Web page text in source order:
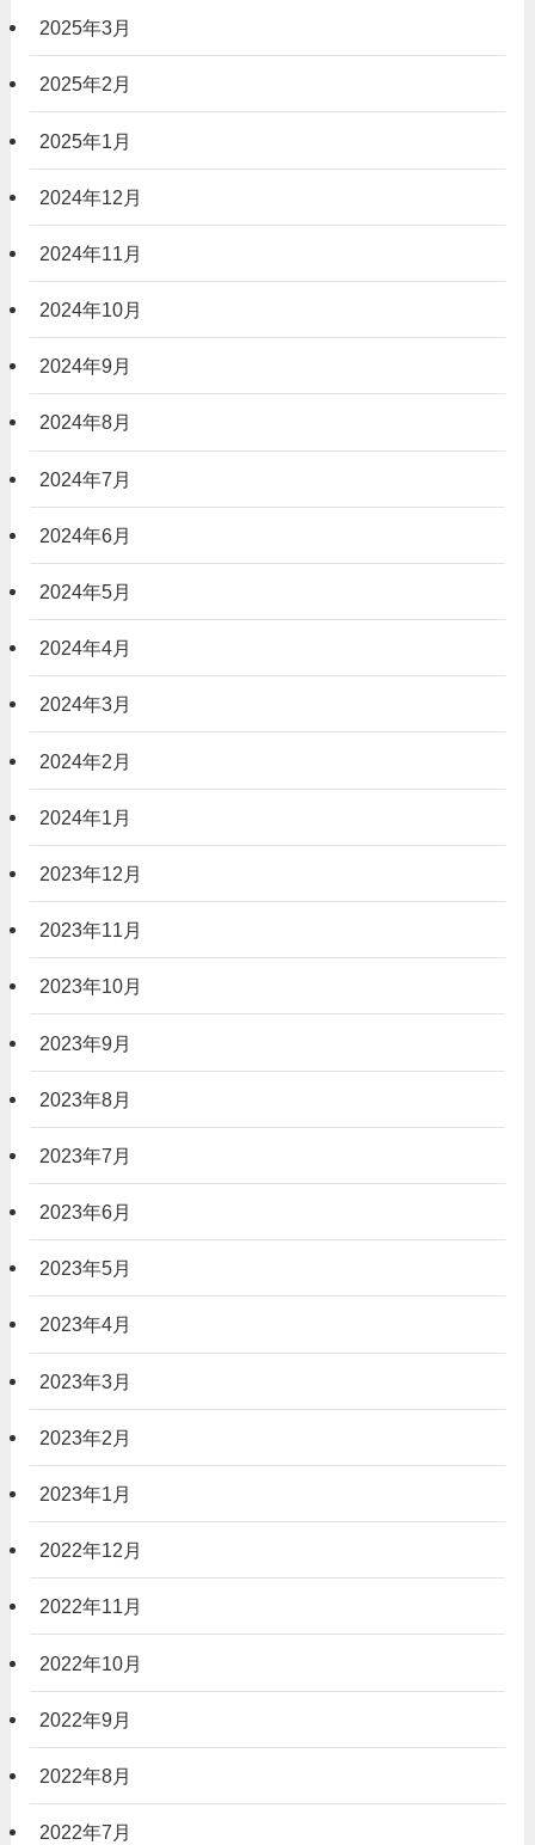
2025年3月
2025年2月
2025年1月
2024年12月
2024年11月
2024年10月
2024年9月
2024年8月
2024年7月
2024年6月
2024年5月
2024年4月
2024年3月
2024年2月
2024年1月
2023年12月
2023年11月
2023年10月
2023年9月
2023年8月
2023年7月
2023年6月
2023年5月
2023年4月
2023年3月
2023年2月
2023年1月
2022年12月
2022年11月
2022年10月
2022年9月
2022年8月
2022年7月